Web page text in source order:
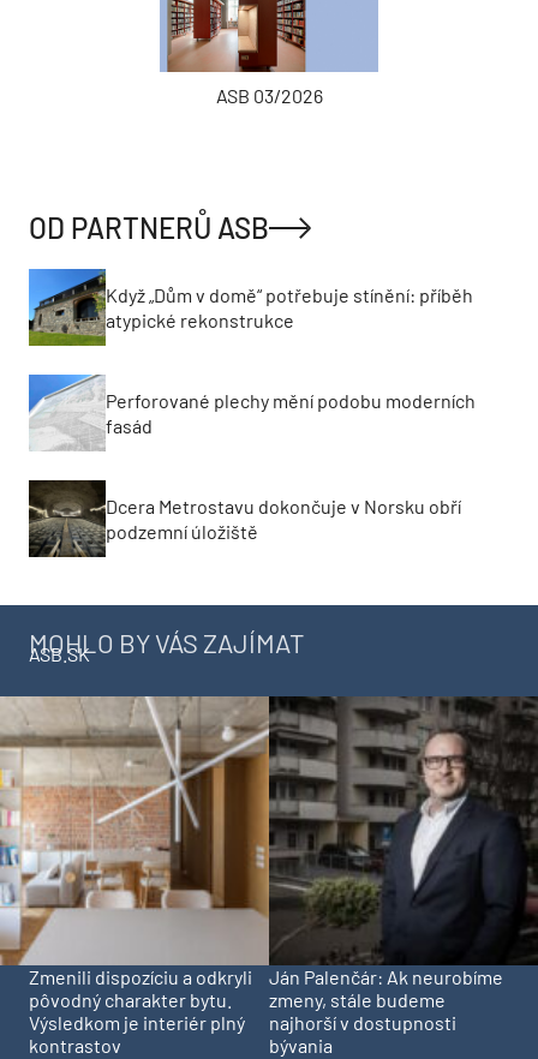
ASB 03/2026
OD PARTNERŮ ASB
Když „Dům v domě“ potřebuje stínění: příběh
atypické rekonstrukce
Perforované plechy mění podobu moderních
fasád
Dcera Metrostavu dokončuje v Norsku obří
podzemní úložiště
MOHLO BY VÁS ZAJÍMAT
ASB.SK
Zmenili dispozíciu a odkryli
pôvodný charakter bytu.
Výsledkom je interiér plný
kontrastov
Ján Palenčár: Ak neurobíme
zmeny, stále budeme
najhorší v dostupnosti
bývania